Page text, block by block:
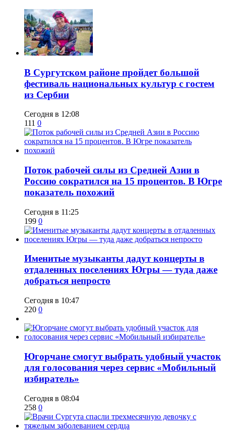
В Сургутском районе пройдет большой
фестиваль национальных культур с гостем
из Сербии
Сегодня в 12:08
111 0
Поток рабочей силы из Средней Азии в
Россию сократился на 15 процентов. В Югре
показатель похожий
Сегодня в 11:25
199 0
Именитые музыканты дадут концерты в
отдаленных поселениях Югры — туда даже
добраться непросто
Сегодня в 10:47
220 0
Югорчане смогут выбрать удобный участок
для голосования через сервис «Мобильный
избиратель»
Сегодня в 08:04
258 0